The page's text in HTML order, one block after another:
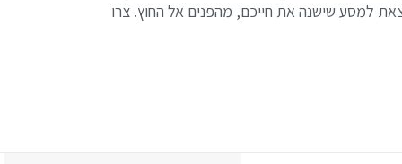
למסע שישנה את חייכם, מהפנים אל החוץ. צרו